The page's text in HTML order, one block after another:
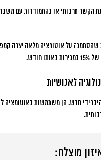
הקשר תרבותי או בהתמודדות עם
שהסתמכה על אוטומציה מלאה יצרה
לאנושיות
חדש. הן משתמשות באוטומציה
מוצלח: